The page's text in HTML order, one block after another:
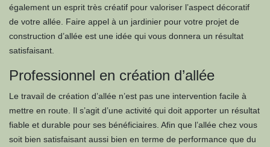
également un esprit très créatif pour valoriser l’aspect décoratif
de votre allée. Faire appel à un jardinier pour votre projet de
construction d’allée est une idée qui vous donnera un résultat
satisfaisant.
Professionnel en création d’allée
Le travail de création d’allée n’est pas une intervention facile à
mettre en route. Il s’agit d’une activité qui doit apporter un résultat
fiable et durable pour ses bénéficiaires. Afin que l’allée chez vous
soit bien satisfaisant aussi bien en terme de performance que du